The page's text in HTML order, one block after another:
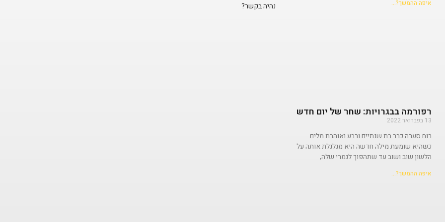
איפה ההמשך?...
רפורמה בבגרויות: שחר של יום חדש
13 בפברואר 2022
רוח סערה כבר בת שנתיים ורבע ואוהבת מלים.
כשהיא שומעת מילה חדשה היא מגלגלת אותה על
הלשון שוב ושוב עד שתהפוך לגמרי שלה,
איפה ההמשך?...
נהיה בקשר?